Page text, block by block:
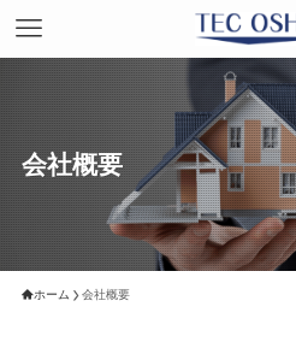
会社概要
ホーム 会社概要